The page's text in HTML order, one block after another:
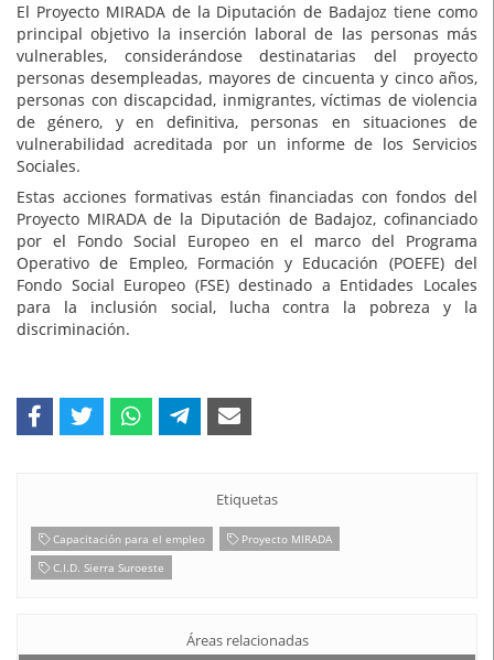
El Proyecto MIRADA de la Diputación de Badajoz tiene como
principal objetivo la inserción laboral de las personas más
vulnerables, considerándose destinatarias del proyecto
personas desempleadas, mayores de cincuenta y cinco años,
personas con discapcidad, inmigrantes, víctimas de violencia
de género, y en definitiva, personas en situaciones de
vulnerabilidad acreditada por un informe de los Servicios
Sociales.
Estas acciones formativas están financiadas con fondos del
Proyecto MIRADA de la Diputación de Badajoz, cofinanciado
por el Fondo Social Europeo en el marco del Programa
Operativo de Empleo, Formación y Educación (POEFE) del
Fondo Social Europeo (FSE) destinado a Entidades Locales
para la inclusión social, lucha contra la pobreza y la
discriminación.
Etiquetas
Capacitación para el empleo
Proyecto MIRADA
C.I.D. Sierra Suroeste
Áreas relacionadas